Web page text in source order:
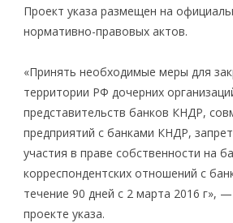
Проект указа размещен на
нормативно-правовых актов.
«Принять необходимые меры для
территории РФ дочерних
представительств банков КНДР,
предприятий с банками КНДР,
участия в праве собственности на
корреспондентских отношений с
течение 90 дней с 2 марта 2016 г»,
проекте указа.